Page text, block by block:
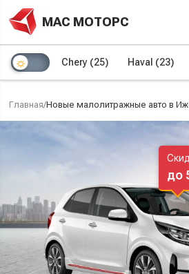
МАС МОТОРС
Chery (25) Haval (23)
Главная/Новые малолитражные авто в
до